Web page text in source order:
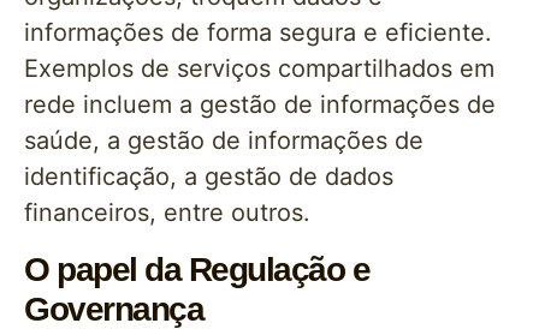
informações de forma segura e eficiente.
Exemplos de serviços compartilhados em
rede incluem a gestão de informações de
saúde, a gestão de informações de
identificação, a gestão de dados
financeiros, entre outros.
O papel da Regulação e
Governança